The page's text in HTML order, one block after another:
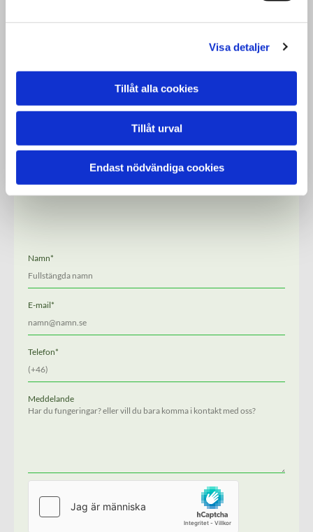
Visa detaljer
Tillåt alla cookies
Tillåt urval
Endast nödvändiga cookies
Kontakta oss
Vi hjälper formar och skapar era stenprodukter.
Namn*
E-mail*
Telefon*
Meddelande